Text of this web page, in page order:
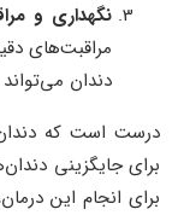
نگهداری و
مراقبت‌های
دندان
درست است که
برای جایگزینی
برای انجام این